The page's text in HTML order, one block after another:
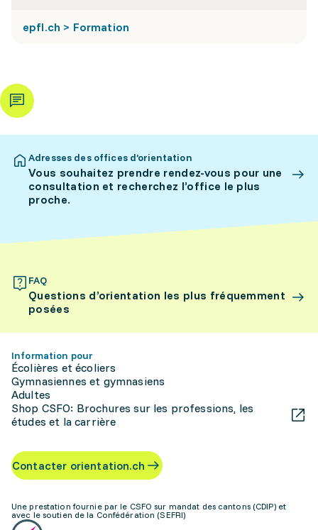
epfl.ch > Formation
Adresses des offices d’orientation
Vous souhaitez prendre rendez-vous pour une
consultation et recherchez l’office le plus
proche.
FAQ
Questions d’orientation les plus fréquemment
posées
Information pour
Écolières et écoliers
Gymnasiennes et gymnasiens
Adultes
Shop CSFO: Brochures sur les professions, les
études et la carrière
Contacter orientation.ch
Une prestation fournie par le CSFO sur mandat des cantons (CDIP) et
avec le soutien de la Confédération (SEFRI)